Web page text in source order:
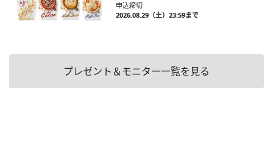
申込締切
2026.08.29（土）23:59まで
プレゼント＆モニター一覧を見る